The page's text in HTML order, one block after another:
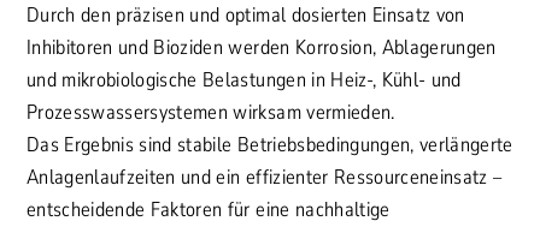
Durch den präzisen und optimal dosierten Einsatz von
Inhibitoren und Bioziden werden Korrosion, Ablagerungen
und mikrobiologische Belastungen in Heiz-, Kühl- und
Prozesswassersystemen wirksam vermieden.
Das Ergebnis sind stabile Betriebsbedingungen, verlängerte
Anlagenlaufzeiten und ein effizienter Ressourceneinsatz –
entscheidende Faktoren für eine nachhaltige